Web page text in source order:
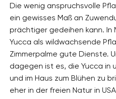
Die wenig anspruchsvolle
ein gewisses Maß an
prächtiger gedeihen kann. In
Yucca als wildwachsende
Zimmerpalme gute Dienste.
dagegen ist es, die Yucca in
und im Haus zum Blühen zu
eher in der freien Natur in